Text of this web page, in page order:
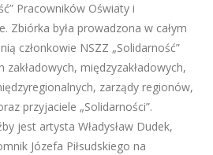
Pracowników Oświaty i
Zbiórka była prowadzona w całym
członkowie NSZZ „Solidarność”
międzyzakładowych,
zarządy regionów,
przyjaciele „Solidarności”.
jest artysta Władysław Dudek,
Józefa Piłsudskiego na